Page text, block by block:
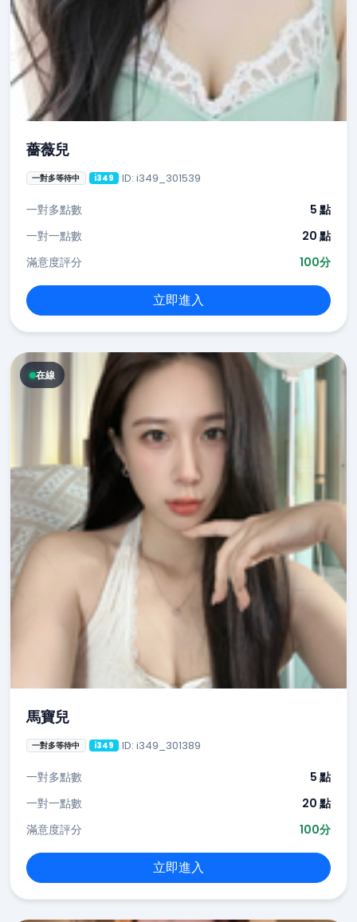
薔薇兒
一對多等待中 i349 ID: i349_301539
一對多點數
5 點
一對一點數
20 點
滿意度評分
100分
立即進入
在線
馬寶兒
一對多等待中 i349 ID: i349_301389
一對多點數
5 點
一對一點數
20 點
滿意度評分
100分
立即進入